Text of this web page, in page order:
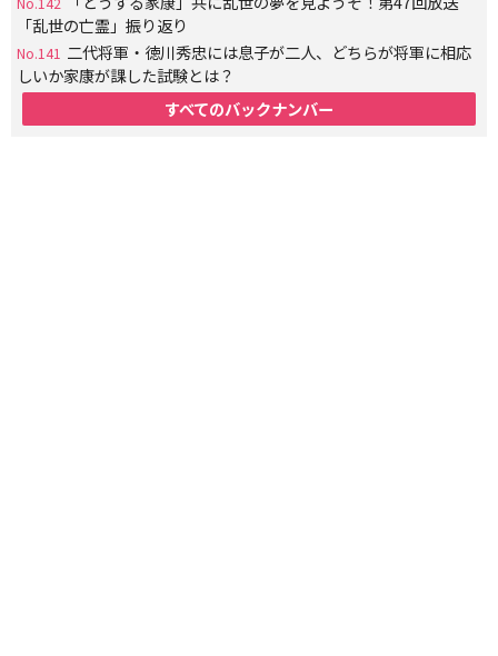
「乱世の亡霊」振り返り
No.141 二代将軍・徳川秀忠には息子が二人、どちらが将軍に相応
しいか家康が課した試験とは？
すべてのバックナンバー